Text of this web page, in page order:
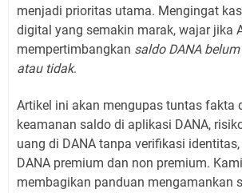
menjadi prioritas utama. Mengingat
digital yang semakin marak, wajar jika
mempertimbangkan saldo DANA
atau tidak.
Artikel ini akan mengupas tuntas fakta
keamanan saldo di aplikasi DANA,
uang di DANA tanpa verifikasi
DANA premium dan non premium.
membagikan panduan mengamankan